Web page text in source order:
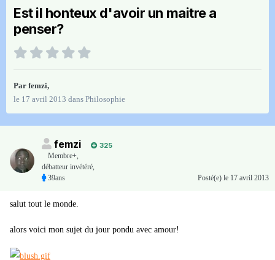
Est il honteux d'avoir un maitre a
penser?
Par femzi,
le 17 avril 2013 dans Philosophie
femzi
325
Membre+,
débatteur invétéré,
39ans
Posté(e) le 17 avril 2013
salut tout le monde.
alors voici mon sujet du jour pondu avec amour!